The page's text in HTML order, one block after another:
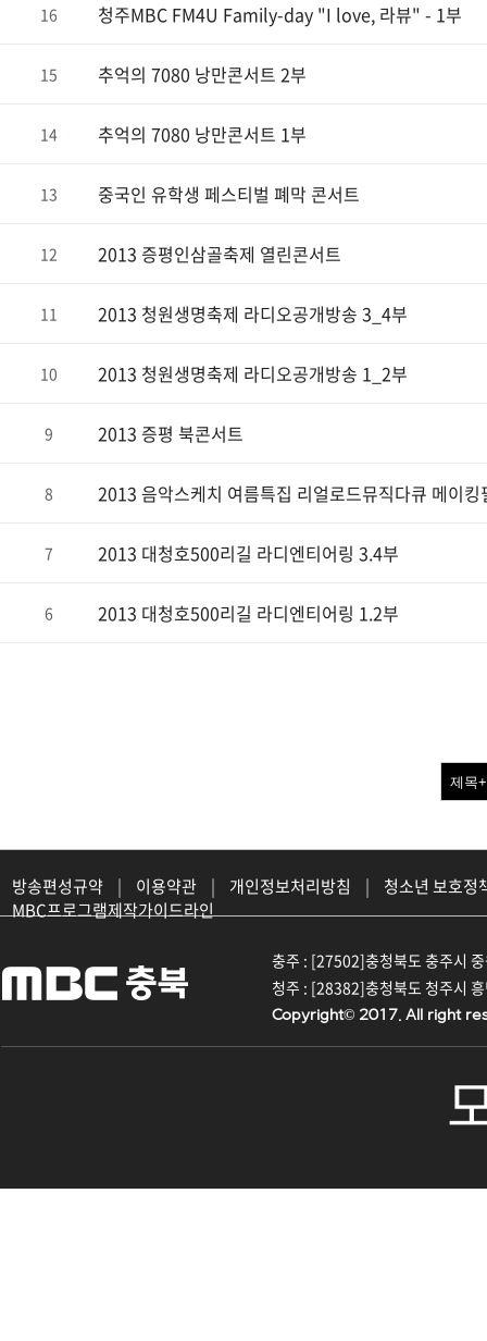
16 청주MBC FM4U Family-day "I love, 라뷰" - 1부
15 추억의 7080 낭만콘서트 2부
14 추억의 7080 낭만콘서트 1부
13 중국인 유학생 페스티벌 폐막 콘서트
12 2013 증평인삼골축제 열린콘서트
11 2013 청원생명축제 라디오공개방송 3_4부
10 2013 청원생명축제 라디오공개방송 1_2부
9 2013 증평 북콘서트
8 2013 음악스케치 여름특집 리얼로드뮤직다큐 메이킹
7 2013 대청호500리길 라디엔티어링 3.4부
6 2013 대청호500리길 라디엔티어링 1.2부
방송편성규약 | 이용약관 | 개인정보처리방침 |
청소년 보호정
MBC프로그램제작가이드라인
충주 : [27502]충청북도 충주시
청주 : [28382]충청북도 청주시
Copyright© 2017. All right